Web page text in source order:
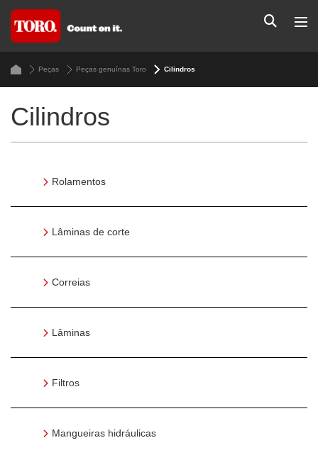
Peças Peças genuínas Toro Cilindros
Cilindros
Rolamentos
Lâminas de corte
Correias
Lâminas
Filtros
Mangueiras hidráulicas